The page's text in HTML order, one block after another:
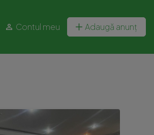
Contul meu Adaugă anunț